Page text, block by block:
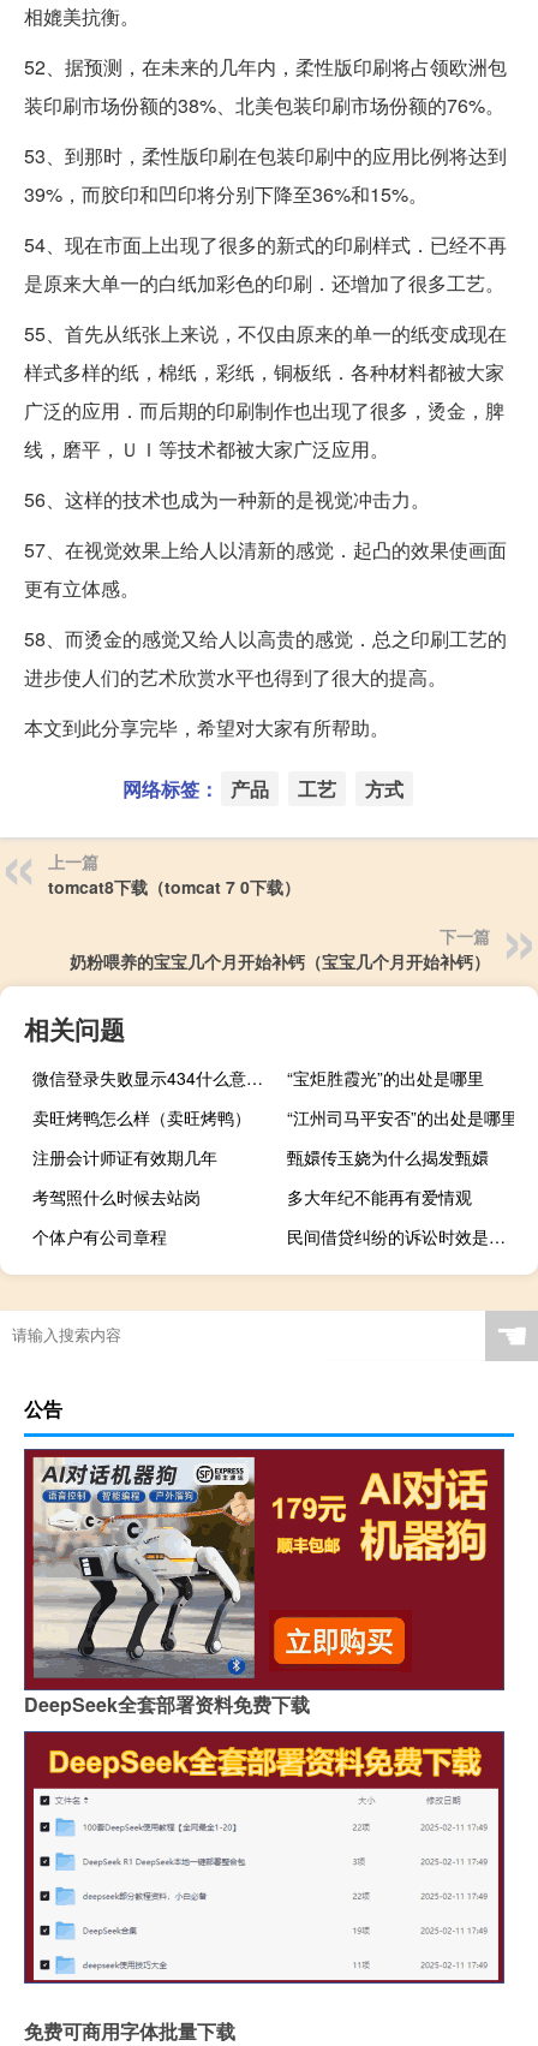
相媲美抗衡。
52、据预测，在未来的几年内，柔性版印刷将占领欧洲包
装印刷市场份额的38%、北美包装印刷市场份额的76%。
53、到那时，柔性版印刷在包装印刷中的应用比例将达到
39%，而胶印和凹印将分别下降至36%和15%。
54、现在市面上出现了很多的新式的印刷样式．已经不再
是原来大单一的白纸加彩色的印刷．还增加了很多工艺。
55、首先从纸张上来说，不仅由原来的单一的纸变成现在
样式多样的纸，棉纸，彩纸，铜板纸．各种材料都被大家
广泛的应用．而后期的印刷制作也出现了很多，烫金，脾
线，磨平，ＵＩ等技术都被大家广泛应用。
56、这样的技术也成为一种新的是视觉冲击力。
57、在视觉效果上给人以清新的感觉．起凸的效果使画面
更有立体感。
58、而烫金的感觉又给人以高贵的感觉．总之印刷工艺的
进步使人们的艺术欣赏水平也得到了很大的提高。
本文到此分享完毕，希望对大家有所帮助。
网络标签： 产品 工艺 方式
上一篇
tomcat8下载（tomcat 7 0下载）
下一篇
奶粉喂养的宝宝几个月开始补钙（宝宝几个月开始补钙）
相关问题
微信登录失败显示434什么意思（微信登录失败4-34是什么意思）
“宝炬胜霞光”的出处是哪里
卖旺烤鸭怎么样（卖旺烤鸭）
“江州司马平安否”的出处是哪里
注册会计师证有效期几年
甄嬛传玉娆为什么揭发甄嬛
考驾照什么时候去站岗
多大年纪不能再有爱情观
个体户有公司章程
民间借贷纠纷的诉讼时效是多久
☚
公告
DeepSeek全套部署资料免费下载
免费可商用字体批量下载